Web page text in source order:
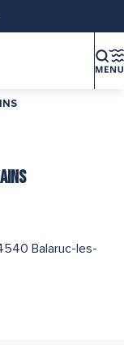
Balaruc-les-